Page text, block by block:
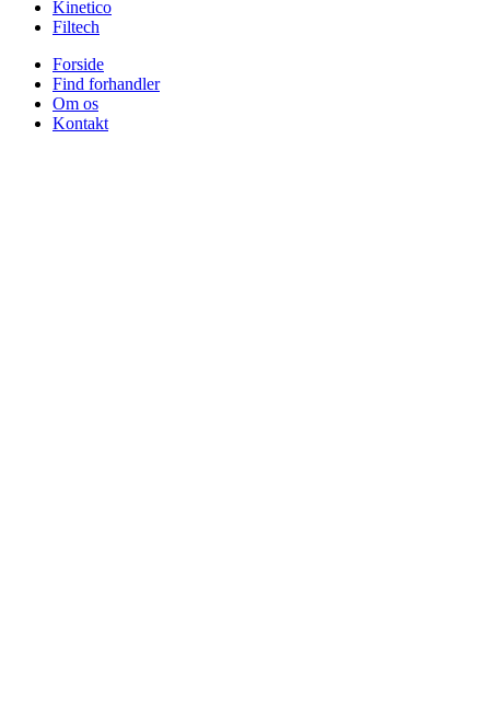
Kinetico
Filtech
Forside
Find forhandler
Om os
Kontakt